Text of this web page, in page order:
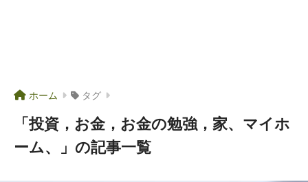
ホーム タグ
「投資，お金，お金の勉強，家、マイホ
ーム、」の記事一覧